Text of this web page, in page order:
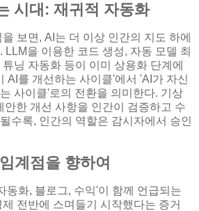
시대: 재귀적 자동화
보면, AI는 더 이상 인간의 지도 하에
LLM을 이용한 코드 생성, 자동 모델 최
닝 자동화 등이 이미 상용화 단계에
AI를 개선하는 사이클'에서 'AI가 자신
사이클'로의 전환을 의미한다. 기상
안한 개선 사항을 인간이 검증하고 수
수록, 인간의 역할은 감시자에서 승인
계점을 향하여
동화, 블로그, 수익'이 함께 언급되는
전반에 스며들기 시작했다는 증거